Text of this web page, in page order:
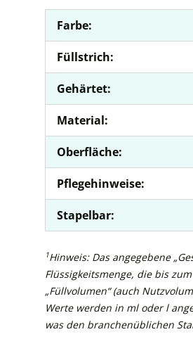
Farbe:
Füllstrich:
Gehärtet:
Material:
Oberfläche:
Pflegehinweise:
Stapelbar:
1Hinweis: Das angegebene
Flüssigkeitsmenge, die bis
„Füllvolumen“ (auch
Werte werden in ml oder l
was den branchenüblichen